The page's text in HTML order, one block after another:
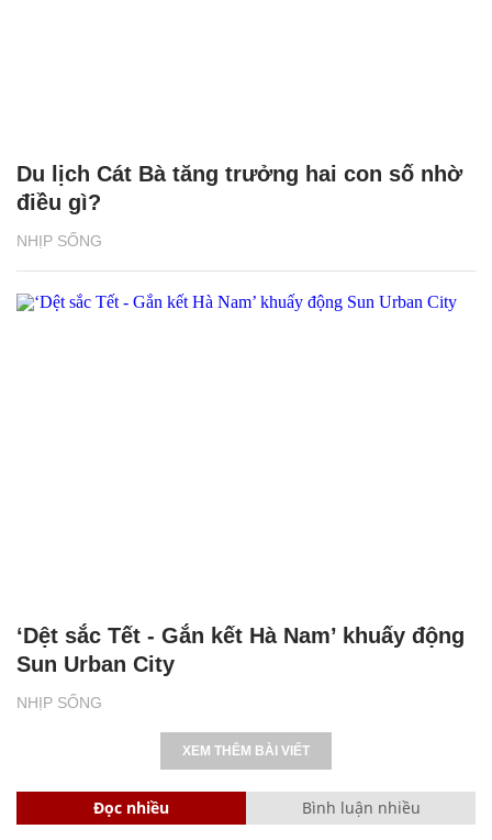
NHỊP SỐNG
Du lịch Cát Bà tăng trưởng hai con số nhờ
điều gì?
NHỊP SỐNG
‘Dệt sắc Tết - Gắn kết Hà Nam’ khuấy động
Sun Urban City
XEM THÊM BÀI VIẾT
Đọc nhiều Bình luận nhiều